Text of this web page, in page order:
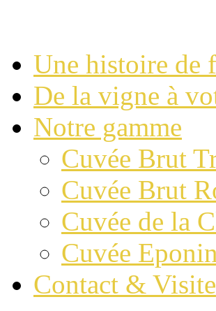
Une histoire de
De la vigne à
Notre gamme
Cuvée Brut
Cuvée Brut
Cuvée de la
Cuvée
Contact & Visite